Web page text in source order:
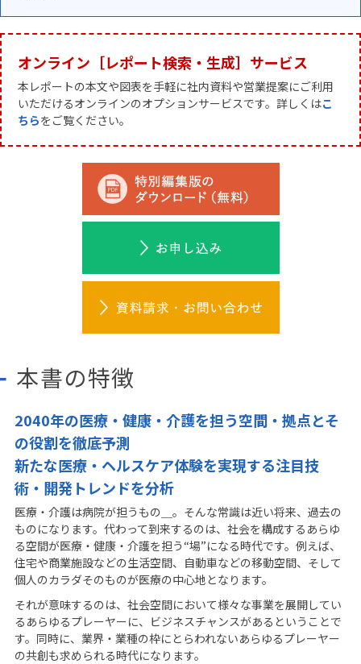
オンライン［レポート検索・生成］サービス
本レポートの本文や図表を手軽に社内資料や営業提案にご利用
いただけるオンラインのオプションサービスです。詳しくはこ
ちらをご覧ください。
本書の特徴
2040年の医療・健康・介護を担う空間・拠点とそ
の役割を徹底予測
新たな医療・ヘルスケア体験を実現する注目技
術・開発トレンドを分析
医療・介護は病院が担うもの＿。そんな常識は近い将来、過去の
ものになります。代わって到来するのは、社会を構成するあらゆ
る空間が医療・健康・介護を担う“場”になる時代です。例えば、
住宅や商業施設などの生活空間、自動車などの移動空間、そして
個人のカラダそのものが医療の中心地となります。
それが意味するのは、社会空間において様々な事業を展開してい
るあらゆるプレーヤーに、ビジネスチャンスがあるということで
す。同時に、業界・業種の枠にとらわれないあらゆるプレーヤー
の共創も求められる時代になります。